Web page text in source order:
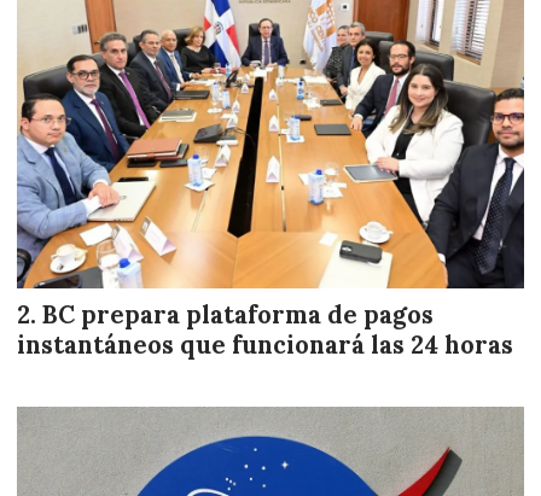
BC prepara plataforma de pagos
instantáneos que funcionará las 24 horas